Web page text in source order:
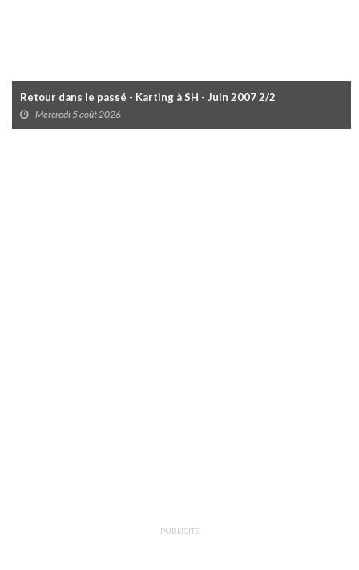
Retour dans le passé - Karting à SH - Juin 2007 2/2
Mercredi 5 août 2026
PUBLICITÉ